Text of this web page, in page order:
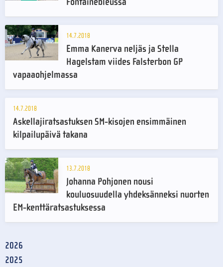
14.7.2018
Emma Kanerva neljäs ja Stella
Hagelstam viides Falsterbon GP
vapaaohjelmassa
14.7.2018
Askellajiratsastuksen SM-kisojen ensimmäinen
kilpailupäivä takana
13.7.2018
Johanna Pohjonen nousi
kouluosuudella yhdeksänneksi nuorten
EM-kenttäratsastuksessa
2026
2025